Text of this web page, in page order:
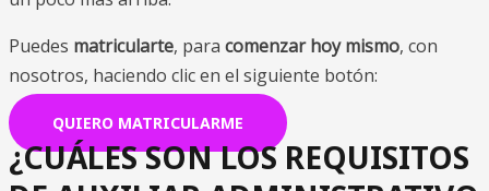
Puedes matricularte, para comenzar hoy mismo, con
nosotros, haciendo clic en el siguiente botón:
QUIERO MATRICULARME
¿CUÁLES SON LOS REQUISITOS